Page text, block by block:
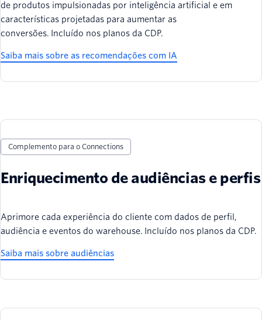
de produtos impulsionadas por inteligência artificial e em
características projetadas para aumentar as
conversões. Incluído nos planos da CDP.
Saiba mais sobre as recomendações com IA
Complemento para o Connections
Enriquecimento de audiências e perfis
Aprimore cada experiência do cliente com dados de perfil,
audiência e eventos do warehouse. Incluído nos planos da CDP.
Saiba mais sobre audiências